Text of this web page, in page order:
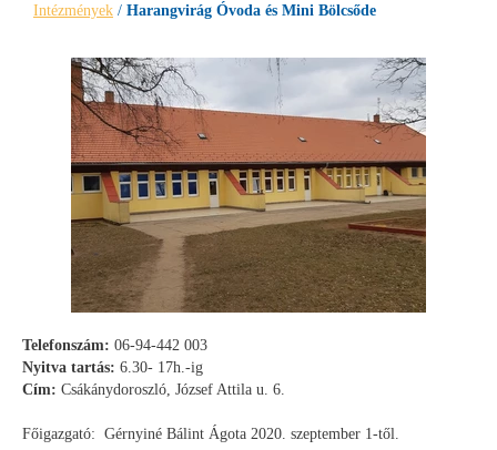
Intézmények / Harangvirág Óvoda és Mini Bölcsőde
Telefonszám: 06-94-442 003
Nyitva tartás: 6.30- 17h.-ig
Cím: Csákánydoroszló, József Attila u. 6.
Főigazgató: Gérnyiné Bálint Ágota 2020. szeptember 1-től.